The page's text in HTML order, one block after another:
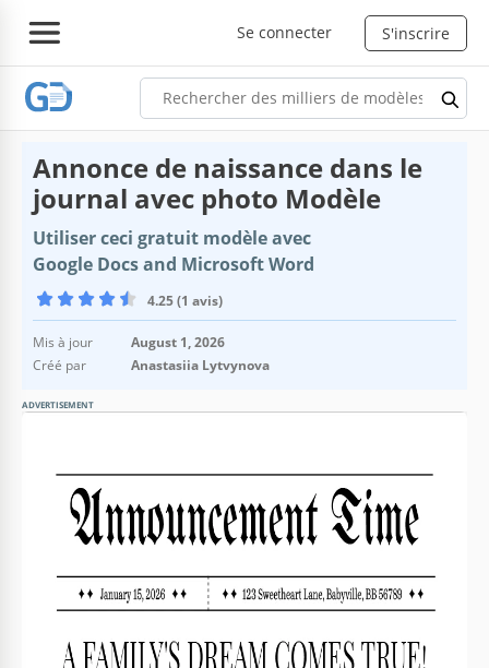
Se connecter S'inscrire
Annonce de naissance dans le
journal avec photo Modèle
Utiliser ceci gratuit modèle avec
Google Docs and Microsoft Word
4.25 (1 avis)
Mis à jour
August 1, 2026
Créé par
Anastasiia Lytvynova
ADVERTISEMENT